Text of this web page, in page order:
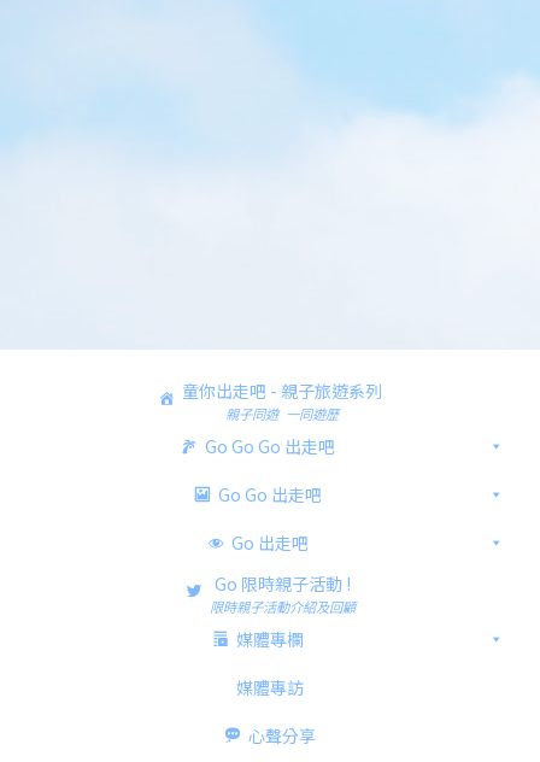
童你出走吧 - 親子旅遊系列
親子同遊 一同遊歷
Go Go Go 出走吧
Go Go 出走吧
Go 出走吧
Go 限時親子活動 !
限時親子活動介紹及回顧
媒體專欄
媒體專訪
心聲分享